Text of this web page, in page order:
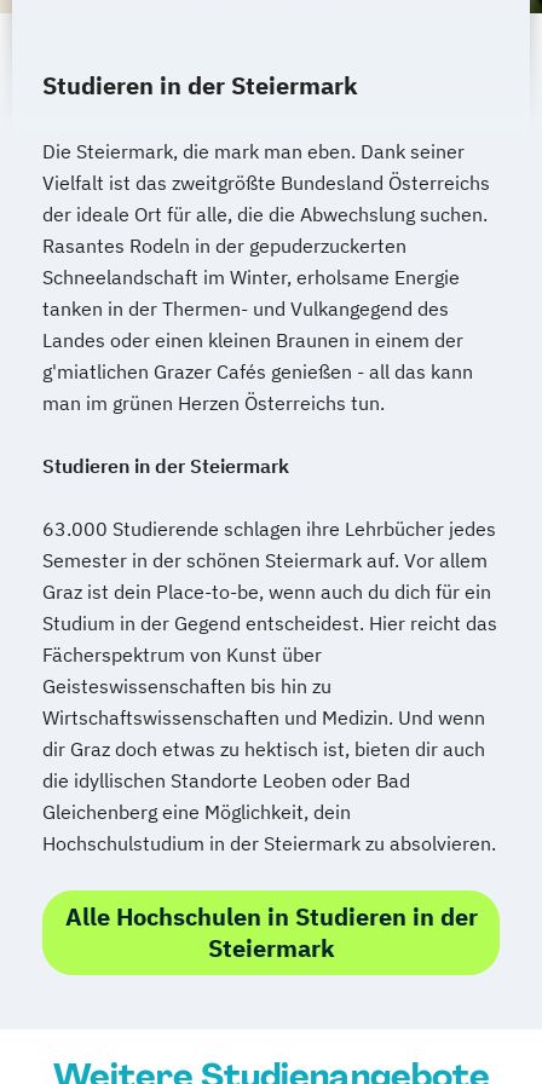
Kindheitspädagogik
Kommunikationsdesign
Kommunikationspsychologie
Kultur- und Medienpädagogik
Logistikmanagement Logopädie
Machine Learning (EN)
Management (DE/EN) Marketing
Marketing und digitale Medien
Marketingmanagement Maschinenbau
Mediation und Konfliktmanagement
Mediendesign Medieninformatik
Medienmanagement
Medizinische Informatik
Modemanagement
Nachhaltiges Management New Work
Online Marketing
Online Marketing (DE/EN)
Personalentwicklung
Personalmanagement
Pflegemanagement Pflegepädagogik
Physiotherapie
Product Management (DE/EN)
System Test Engineering
Electronic Engineering
Technische Dokumentation
Versicherungsmanagement
Visuelle Kommunikation und
Bildmanagement
Wirtschaftsinformatik
eHealth
Studieren in der Steiermark
Die Steiermark, die mark man eben. Dank seiner
Vielfalt ist das zweitgrößte Bundesland Österreichs
der ideale Ort für alle, die die Abwechslung suchen.
Rasantes Rodeln in der gepuderzuckerten
Schneelandschaft im Winter, erholsame Energie
tanken in der Thermen- und Vulkangegend des
Landes oder einen kleinen Braunen in einem der
g'miatlichen Grazer Cafés genießen - all das kann
man im grünen Herzen Österreichs tun.
Studieren in der Steiermark
63.000 Studierende schlagen ihre Lehrbücher jedes
Semester in der schönen Steiermark auf. Vor allem
Graz ist dein Place-to-be, wenn auch du dich für ein
Studium in der Gegend entscheidest. Hier reicht das
Fächerspektrum von Kunst über
Geisteswissenschaften bis hin zu
Wirtschaftswissenschaften und Medizin. Und wenn
dir Graz doch etwas zu hektisch ist, bieten dir auch
die idyllischen Standorte Leoben oder Bad
Gleichenberg eine Möglichkeit, dein
Hochschulstudium in der Steiermark zu absolvieren.
Alle Hochschulen in Studieren in der
Steiermark